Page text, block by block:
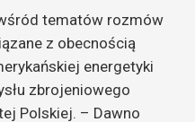
tematów rozmów
z obecnością
energetyki
zbrojeniowego
Polskiej. – Dawno